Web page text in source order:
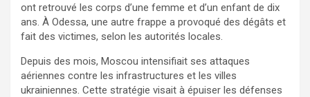
ont retrouvé les corps d’une femme et d’un enfant de dix
ans. À Odessa, une autre frappe a provoqué des dégâts et
fait des victimes, selon les autorités locales.
Depuis des mois, Moscou intensifiait ses attaques
aériennes contre les infrastructures et les villes
ukrainiennes. Cette stratégie visait à épuiser les défenses